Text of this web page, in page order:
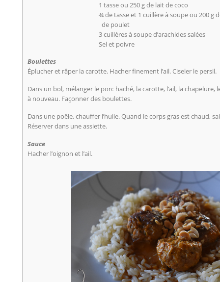
1 tasse ou 250 g de lait de coco
¾ de tasse et 1 cuillère à soupe ou 200 g
de poulet
3 cuillères à soupe d’arachides salées
Sel et poivre
Boulettes
Éplucher et râper la carotte. Hacher finement l’ail. Ciseler le persil.
Dans un bol, mélanger le porc haché, la carotte, l’ail, la chapelure,
à nouveau. Façonner des boulettes.
Dans une poêle, chauffer l’huile. Quand le corps gras est chaud,
Réserver dans une assiette.
Sauce
Hacher l’oignon et l’ail.